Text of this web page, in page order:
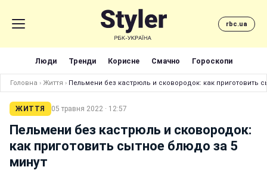
rbc.ua
Люди Тренди Корисне Смачно Гороскопи
Головна › Життя › Пельмени без кастрюль и сковородок: как приготовить
ЖИТТЯ 05 травня 2022 · 12:57
Пельмени без кастрюль и сковородок:
как приготовить сытное блюдо за 5
минут